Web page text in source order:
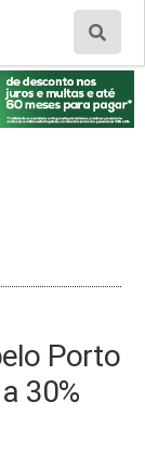
Porto
30%